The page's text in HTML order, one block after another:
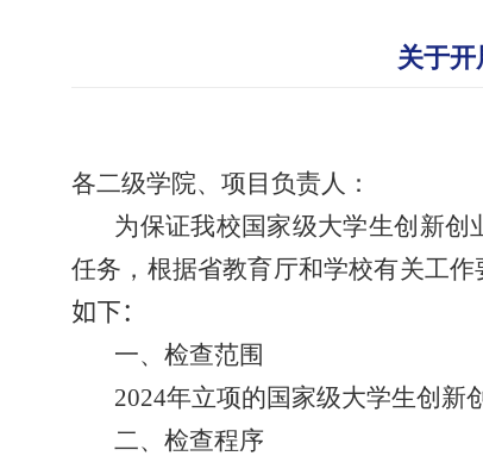
关于
各二级学院、项目负责人：
为保证我校国家级大学生创新
任务，根据省教育厅和学校有关工
如下：
一、检查范围
2024年立项的国家级大学生创新
二、检查程序